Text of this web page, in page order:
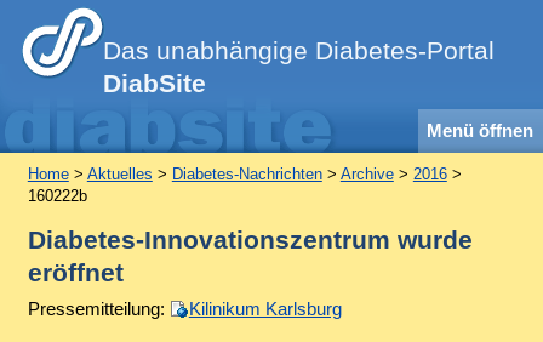
Das unabhängige Diabetes-Portal
DiabSite
Menü öffnen
Home> Aktuelles > Diabetes-Nachrichten> Archive> 2016>
160222b
Diabetes-Innovationszentrum wurde
eröffnet
Pressemitteilung: Kilinikum Karlsburg